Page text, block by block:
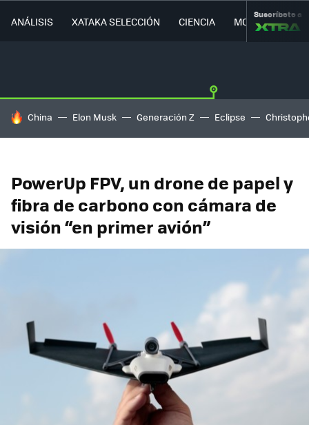
ANÁLISIS XATAKA SELECCIÓN CIENCIA MOVILIDAD
Suscríbete a
HOY SE HABLA DE
China Elon Musk Generación Z Eclipse
PowerUp FPV, un drone de papel y
fibra de carbono con cámara de
visión “en primer avión”